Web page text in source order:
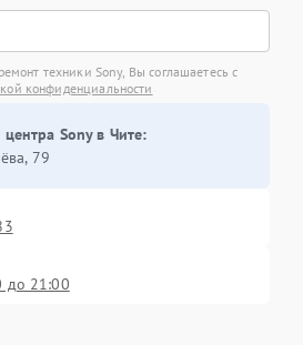
техники Sony, Вы соглашаетесь с
конфиденциальности
Sony в Чите:
79
до 21:00